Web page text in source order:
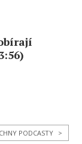
PODCASTY >